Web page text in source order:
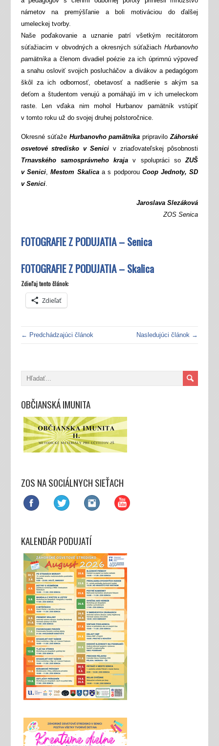
námetov na premýšľanie a boli motiváciou do ďalšej
umeleckej tvorby.
Naše poďakovanie a uznanie patrí všetkým recitátorom
súťažiacim v obvodných a okresných súťažiachHurbanovho
pamätníkaa členom divadiel poézie za ich úprimnú výpoveď
a snahu osloviť svojich poslucháčov a divákov a pedagógom
škôl za ich odbornosť, obetavosť a nadšenie s akým sa
deťom a študentom venujú a pomáhajú im v ich umeleckom
raste. Len vďaka nim mohol Hurbanov pamätník vstúpiť
v tomto roku už do svojej druhej polstoročnice.
Okresné súťažeHurbanovho pamätníka pripraviloZáhorské
osvetové stredisko v Senici v zriaďovateľskej pôsobnosti
Trnavského samosprávneho kraja v spolupráci soZUŠ
v Senici,Mestom Skalicaa s podporou Coop Jednoty, SD
v Senici.
Jaroslava Slezáková
ZOS Senica
FOTOGRAFIE Z PODUJATIA – Senica
FOTOGRAFIE Z PODUJATIA – Skalica
Zdieľaj tento článok:
Zdieľať
← Predchádzajúci článok Nasledujúci článok →
OBČIANSKÁ IMUNITA
ZOS NA SOCIÁLNYCH SIEŤACH
KALENDÁR PODUJATÍ